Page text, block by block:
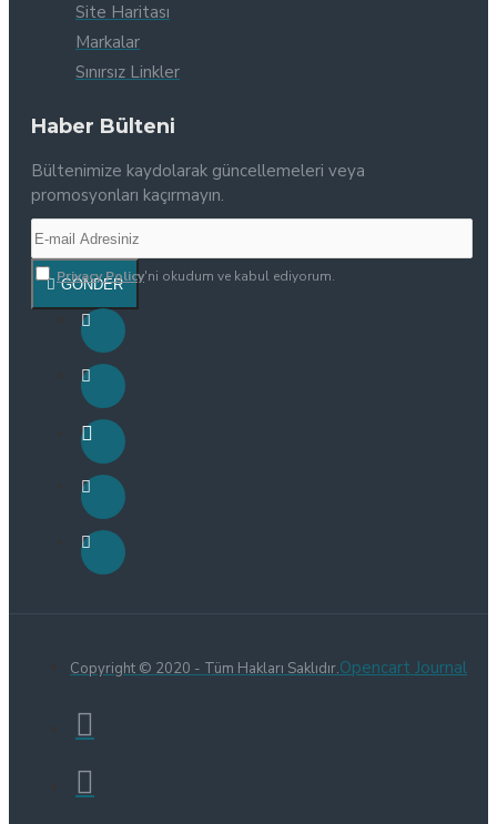
Site Haritası
Markalar
Sınırsız Linkler
Haber Bülteni
Bültenimize kaydolarak güncellemeleri veya
promosyonları kaçırmayın.
GÖNDER
Privacy Policy'ni okudum ve kabul ediyorum.
Copyright © 2020 - Tüm Hakları Saklıdır.Opencart Journal